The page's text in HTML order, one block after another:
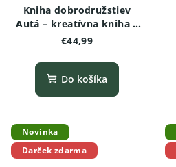
Kniha dobrodružstiev
Autá – kreatívna kniha s
aktivitami pre deti
€44,99
Do košíka
Novinka
Darček zdarma